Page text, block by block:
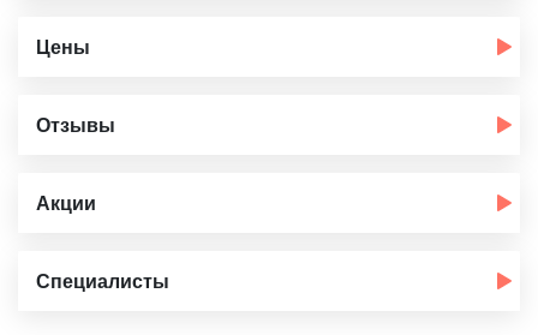
Цены
Отзывы
Акции
Специалисты